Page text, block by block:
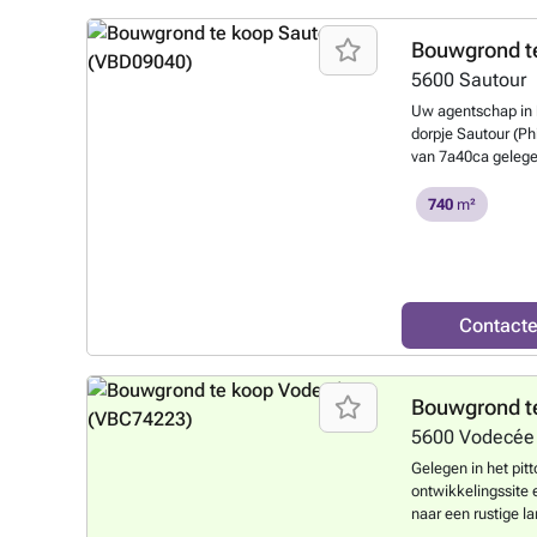
de opgegeven
waardevolle stuk
bespreken.
Meer
Bouwgrond
5600 Sautour
Uw agentschap
dorpje Sautour
van 7a40ca
geen verplichting
populair dorp,
740 m²
Bouwgrond
5600 Vodecée
Gelegen in het
ontwikkelingssite
naar een rustige